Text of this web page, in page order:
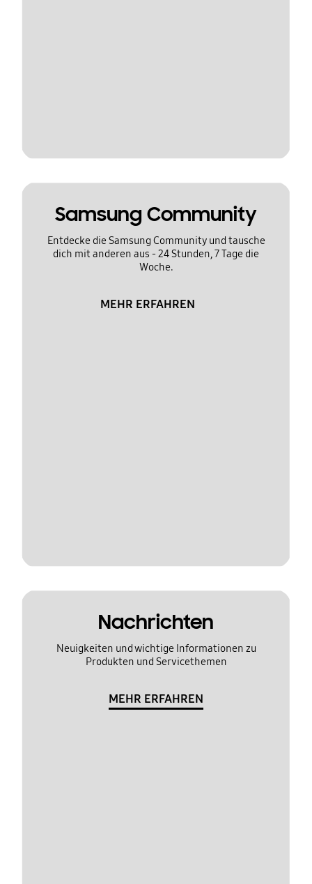
Samsung Community
Entdecke die Samsung Community und tausche
dich mit anderen aus - 24 Stunden, 7 Tage die
Woche.
MEHR ERFAHREN
Nachrichten
Neuigkeiten und wichtige Informationen zu
Produkten und Servicethemen
MEHR ERFAHREN